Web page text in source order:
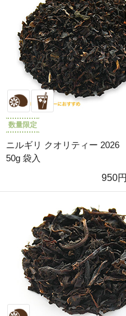
数量限定
ニルギリ クオリティー 2026
50g 袋入
950円